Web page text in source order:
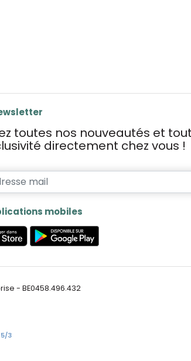
toutes nos nouveautés et
directement chez vous !
mobiles
- BE0458.496.432
3